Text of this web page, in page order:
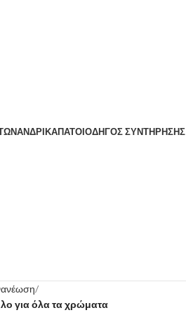
ΑΝΔΡΙΚΆΠΆΤΟΙΟΔΗΓΌΣ ΣΥΝΤΉΡΗΣΗΣ
για όλα τα χρώματα